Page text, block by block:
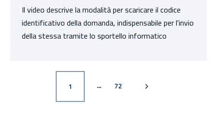
Il video descrive la modalità per scaricare il codice
identificativo della domanda, indispensabile per l'invio
della stessa tramite lo sportello informatico
PAGINA
1 PAGINA
72 PAGINA SUCCESSIVA